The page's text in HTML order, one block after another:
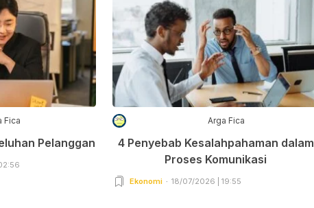
Fica
Pelanggan
Arga Fica
4 Penyebab Kesalahpahaman dalam
Proses Komunikasi
Ekonomi 18/07/2026 | 19:55